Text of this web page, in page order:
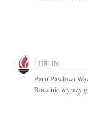
LUBLIN
Panu Pawłowi
Rodzinie wyrazy